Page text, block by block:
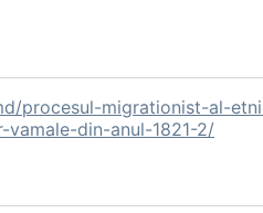
procesul-migrationist-al-
din-anul-1821-2/